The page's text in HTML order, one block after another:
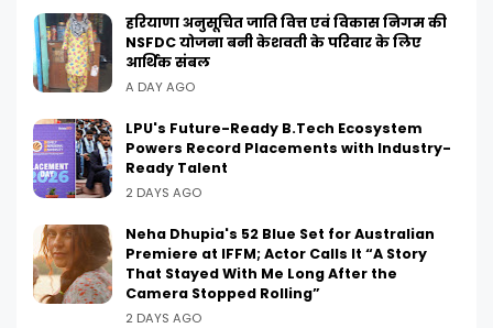
हरियाणा अनुसूचित जाति वित्त एवं विकास निगम की
NSFDC योजना बनी केशवती के परिवार के लिए
आर्थिक संबल
A DAY AGO
LPU's Future-Ready B.Tech Ecosystem
Powers Record Placements with Industry-
Ready Talent
2 DAYS AGO
Neha Dhupia's 52 Blue Set for Australian
Premiere at IFFM; Actor Calls It “A Story
That Stayed With Me Long After the
Camera Stopped Rolling”
2 DAYS AGO